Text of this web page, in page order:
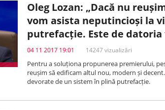
Oleg Lozan: „Dacă nu
vom asista neputincioși la
putrefacție. Este de datoria
04 11 2017 19:01 14247 vizualizări
Pentru a soluționa propunerea premierului,
reușim să edificam altul nou, modern și
devorate de un sistem în plină putrefacție.